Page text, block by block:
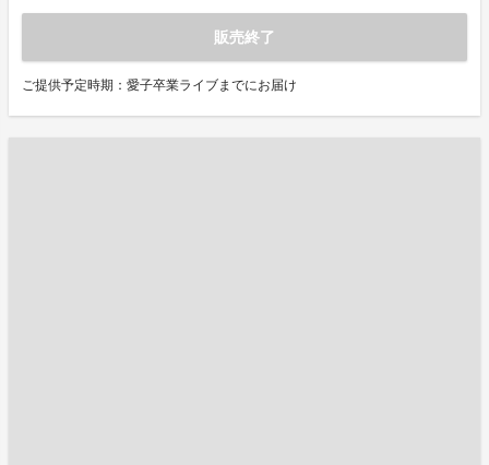
販売終了
ご提供予定時期：愛子卒業ライブまでにお届け